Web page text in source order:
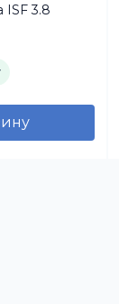
ISF 3.8